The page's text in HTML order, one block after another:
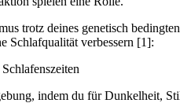
trotz deines genetisch
Schlafqualität verbessern [1]:
indem du für Dunkelheit,